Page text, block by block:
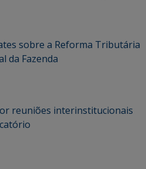
sobre a Reforma Tributária
da Fazenda
reuniões interinstitucionais